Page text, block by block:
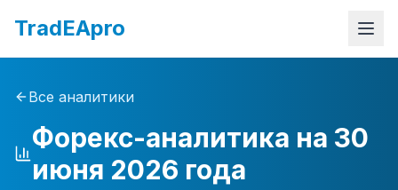
TradEApro
Все аналитики
Форекс-аналитика на 30
июня 2026 года